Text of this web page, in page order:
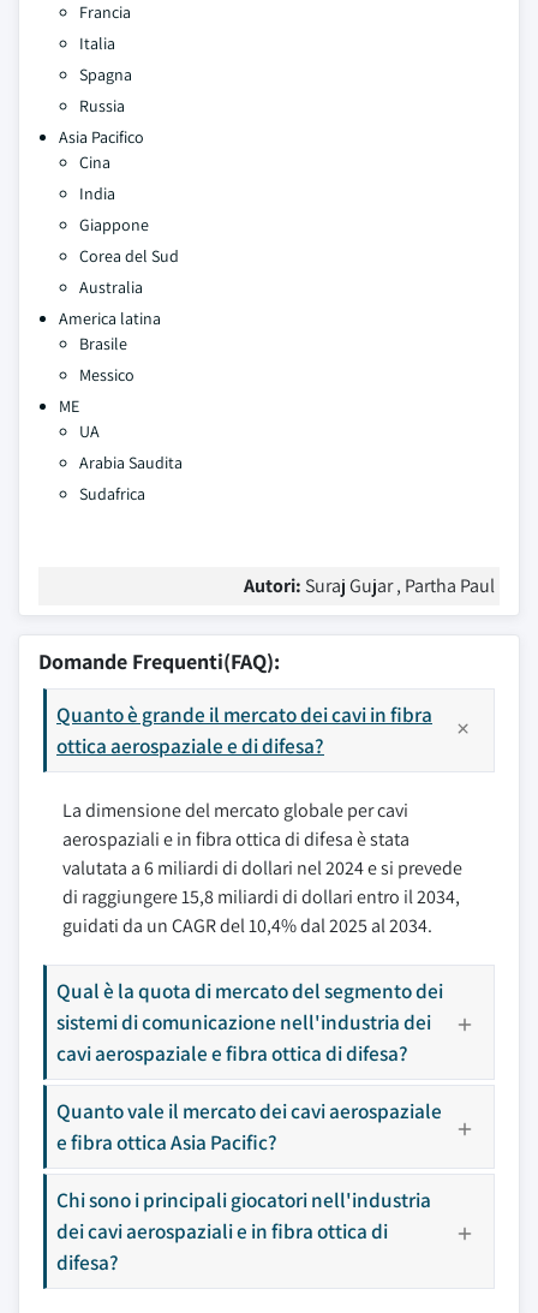
Francia
Italia
Spagna
Russia
Asia Pacifico
Cina
India
Giappone
Corea del Sud
Australia
America latina
Brasile
Messico
ME
UA
Arabia Saudita
Sudafrica
Autori: Suraj Gujar , Partha Paul
Domande Frequenti(FAQ):
Quanto è grande il mercato dei cavi in fibra
ottica aerospaziale e di difesa?
La dimensione del mercato globale per cavi
aerospaziali e in fibra ottica di difesa è stata
valutata a 6 miliardi di dollari nel 2024 e si prevede
di raggiungere 15,8 miliardi di dollari entro il 2034,
guidati da un CAGR del 10,4% dal 2025 al 2034.
Qual è la quota di mercato del segmento dei
sistemi di comunicazione nell'industria dei
cavi aerospaziale e fibra ottica di difesa?
Quanto vale il mercato dei cavi aerospaziale
e fibra ottica Asia Pacific?
Chi sono i principali giocatori nell'industria
dei cavi aerospaziali e in fibra ottica di
difesa?